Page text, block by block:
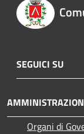
SEGUICI SU
Organi di